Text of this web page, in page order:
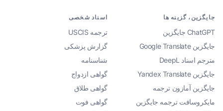
جایگزین، گزینه ها
ChatGPT جایگزین
جایگزین Google Translate
مترجم اسناد DeepL
جایگزین Yandex Translate
جایگزین آمازون ترجمه
مایکروسافت ترجمه جایگزین
اسناد شخصی
ترجمه USCIS
گزارش پزشکی
شناسنامه
گواهی ازدواج
گواهی طلاق
گواهی فوت